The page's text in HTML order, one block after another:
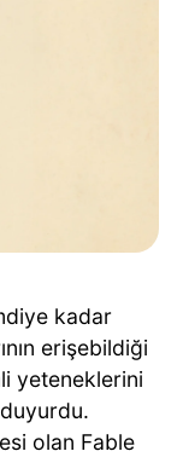
kadar
erişebildiği
yeteneklerini
duyurdu.
olan Fable